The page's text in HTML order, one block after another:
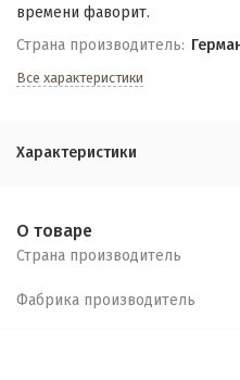
времени фаворит.
Страна производитель:
Все характеристики
Характеристики
О товаре
Страна производитель
Фабрика производитель